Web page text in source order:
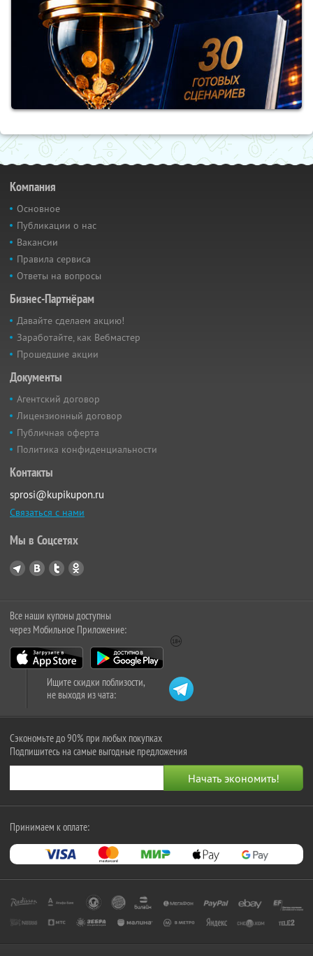
Компания
Основное
Публикации о нас
Вакансии
Правила сервиса
Ответы на вопросы
Бизнес-Партнёрам
Давайте сделаем акцию!
Заработайте, как Вебмастер
Прошедшие акции
Документы
Агентский договор
Лицензионный договор
Публичная оферта
Политика конфиденциальности
Контакты
sprosi@kupikupon.ru
Связаться с нами
Мы в Соцсетях
Все наши купоны доступны
через Мобильное Приложение:
Ищите скидки поблизости,
не выходя из чата:
Сэкономьте до 90% при любых покупках
Подпишитесь на самые выгодные предложения
Принимаем к оплате: